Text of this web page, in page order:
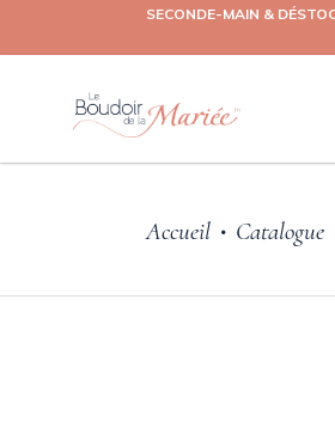
SECONDE-MAIN &
Accueil • Catalogue